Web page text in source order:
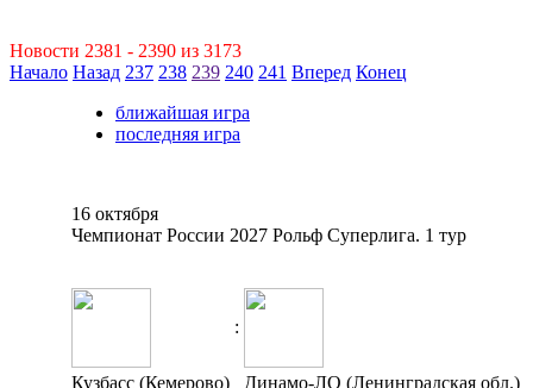
Новости 2381 - 2390 из 3173
Начало Назад 237 238 239 240 241 Вперед Конец
ближайшая игра
последняя игра
16 октября
Чемпионат России 2027 Рольф Суперлига. 1 тур
:
Кузбасс (Кемерово) Динамо-ЛО (Ленинградская обл.)